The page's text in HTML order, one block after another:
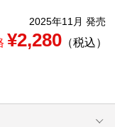
2025年11月 発売
¥2,280（税込）